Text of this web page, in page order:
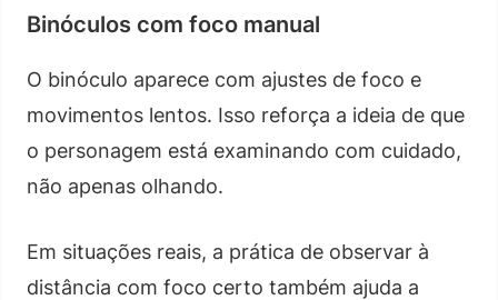
Binóculos com foco manual
O binóculo aparece com ajustes de foco e
movimentos lentos. Isso reforça a ideia de que
o personagem está examinando com cuidado,
não apenas olhando.
Em situações reais, a prática de observar à
distância com foco certo também ajuda a